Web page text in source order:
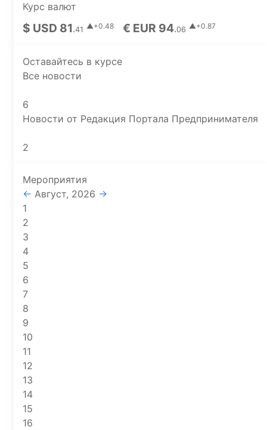
Курс валют
$ USD 81.41 ▲+0.48 € EUR 94.06 ▲+0.87
Оставайтесь в курсе
Все новости
6
Новости от Редакция Портала Предпринимателя
2
Мероприятия
← Август, 2026 →
1
2
3
4
5
6
7
8
9
10
11
12
13
14
15
16